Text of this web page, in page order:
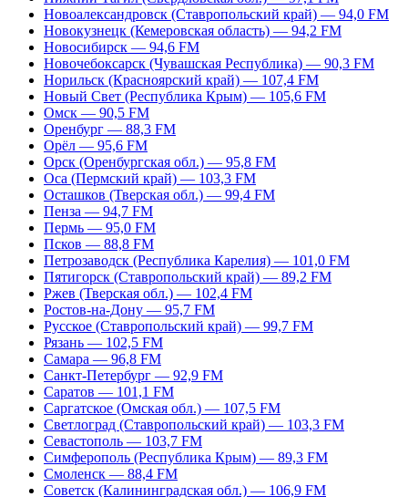
Новоалександровск (Ставропольский край) — 94,0 FM
Новокузнецк (Кемеровская область) — 94,2 FM
Новосибирск — 94,6 FM
Новочебоксарск (Чувашская Республика) — 90,3 FM
Норильск (Красноярский край) — 107,4 FM
Новый Свет (Республика Крым) — 105,6 FM
Омск — 90,5 FM
Оренбург — 88,3 FM
Орёл — 95,6 FM
Орск (Оренбургская обл.) — 95,8 FM
Оса (Пермский край) — 103,3 FM
Осташков (Тверская обл.) — 99,4 FM
Пенза — 94,7 FM
Пермь — 95,0 FM
Псков — 88,8 FM
Петрозаводск (Республика Карелия) — 101,0 FM
Пятигорск (Ставропольский край) — 89,2 FM
Ржев (Тверская обл.) — 102,4 FM
Ростов-на-Дону — 95,7 FM
Русское (Ставропольский край) — 99,7 FM
Рязань — 102,5 FM
Самара — 96,8 FM
Санкт-Петербург — 92,9 FM
Саратов — 101,1 FM
Саргатское (Омская обл.) — 107,5 FM
Светлоград (Ставропольский край) — 103,3 FM
Севастополь — 103,7 FM
Симферополь (Республика Крым) — 89,3 FM
Смоленск — 88,4 FM
Советск (Калининградская обл.) — 106,9 FM